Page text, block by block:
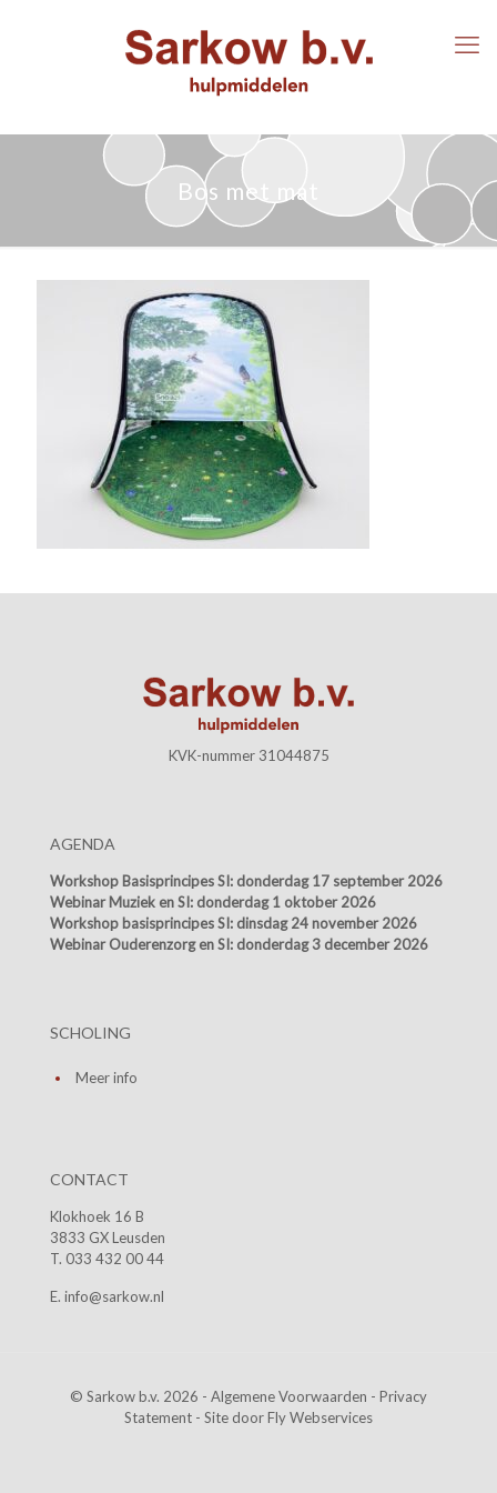
Bos met mat
KVK-nummer 31044875
AGENDA
Workshop Basisprincipes SI: donderdag 17 september 2026
Webinar Muziek en SI: donderdag 1 oktober 2026
Workshop basisprincipes SI: dinsdag 24 november 2026
Webinar Ouderenzorg en SI: donderdag 3 december 2026
SCHOLING
Meer info
CONTACT
Klokhoek 16 B
3833 GX Leusden
T. 033 432 00 44
E. info@sarkow.nl
© Sarkow b.v. 2026 - Algemene Voorwaarden - Privacy
Statement - Site doorFly Webservices